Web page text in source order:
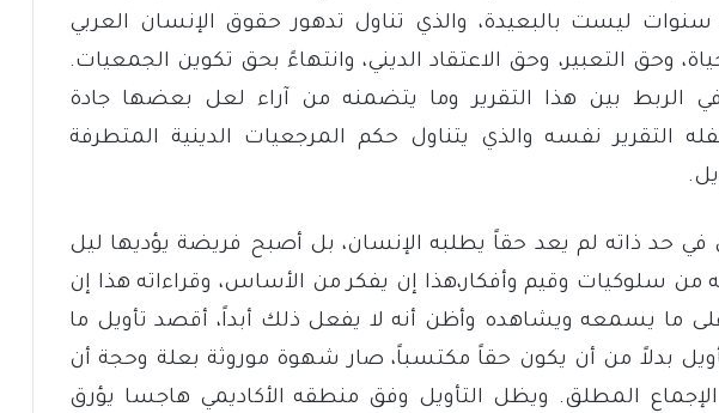
ليست بالبعيدة، والذي تناول تدهور حقوق الإنسان العربي
وحق التعبير، وحق الاعتقاد الديني، وانتهاءً بحق تكوين الجمعيات.
الربط بين هذا التقرير وما يتضمنه من آراء لعل بعضها جادة
التقرير نفسه والذي يتناول حكم المرجعيات الدينية المتطرفة
في حد ذاته لم يعد حقاً يطلبه الإنسان، بل أصبح فريضة يؤديها ليل
من سلوكيات وقيم وأفكار،هذا إن يفكر من الأساس، وقراءاته هذا إن
ما يسمعه ويشاهده وأظن أنه لا يفعل ذلك أبداً، أقصد تأويل ما
بدلاً من أن يكون حقاً مكتسباً، صار شهوة موروثة بعلة وحجة أن
المطلق. ويظل التأويل وفق منطقه الأكاديمي هاجسا يؤرق